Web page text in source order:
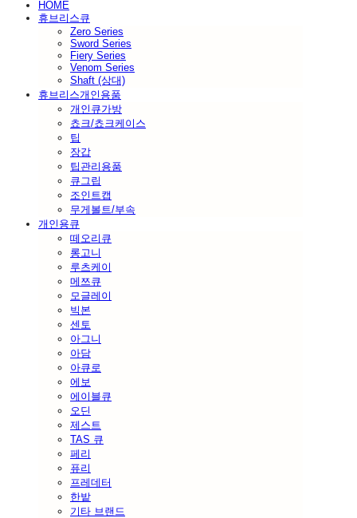
HOME
휴브리스큐
Zero Series
Sword Series
Fiery Series
Venom Series
Shaft (상대)
휴브리스개인용품
개인큐가방
쵸크/쵸크케이스
팁
장갑
팁관리용품
큐그립
조인트캡
무게볼트/부속
개인용큐
떼오리큐
롱고니
루츠케이
메쯔큐
모글레이
빅본
센토
아그니
아담
아큐로
에보
에이블큐
오딘
제스트
TAS 큐
페리
퓨리
프레데터
한밭
기타 브랜드